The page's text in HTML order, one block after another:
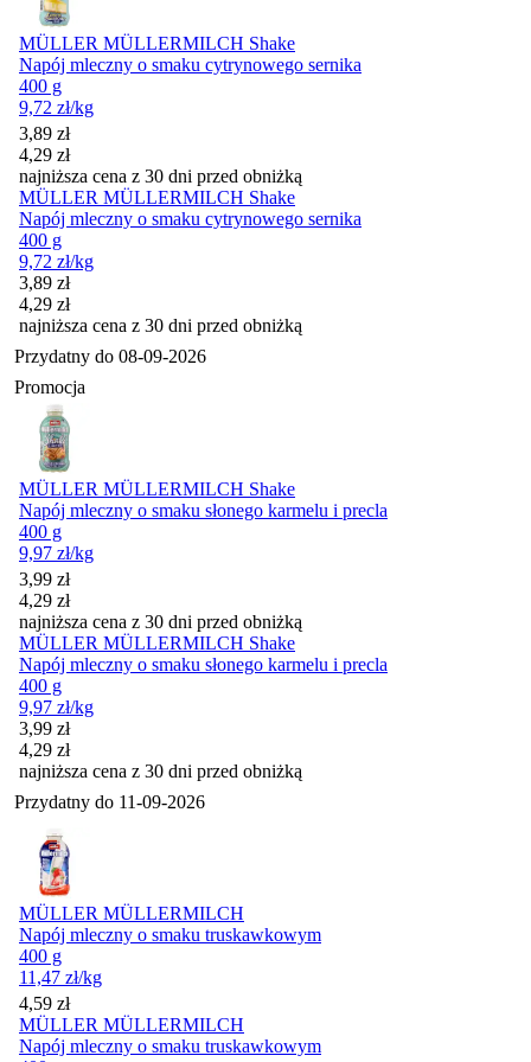
MÜLLER MÜLLERMILCH Shake
Napój mleczny o smaku cytrynowego sernika
400 g
9,72 zł/kg
Cena promocyjna
3,89 zł
4,29 zł
najniższa cena z 30 dni przed obniżką
MÜLLER MÜLLERMILCH Shake
Napój mleczny o smaku cytrynowego sernika
400 g
9,72 zł/kg
Cena promocyjna
3,89 zł
4,29 zł
najniższa cena z 30 dni przed obniżką
Przydatny do 08-09-2026
Promocja
MÜLLER MÜLLERMILCH Shake
Napój mleczny o smaku słonego karmelu i precla
400 g
9,97 zł/kg
Cena promocyjna
3,99 zł
4,29 zł
najniższa cena z 30 dni przed obniżką
MÜLLER MÜLLERMILCH Shake
Napój mleczny o smaku słonego karmelu i precla
400 g
9,97 zł/kg
Cena promocyjna
3,99 zł
4,29 zł
najniższa cena z 30 dni przed obniżką
Przydatny do 11-09-2026
MÜLLER MÜLLERMILCH
Napój mleczny o smaku truskawkowym
400 g
11,47 zł/kg
Cena
4,59 zł
MÜLLER MÜLLERMILCH
Napój mleczny o smaku truskawkowym